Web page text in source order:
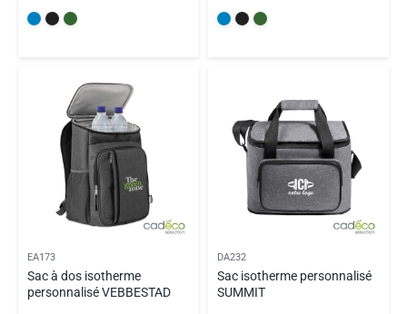
EA173
Sac à dos isotherme
personnalisé VEBBESTAD
DA232
Sac isotherme personnalisé
SUMMIT